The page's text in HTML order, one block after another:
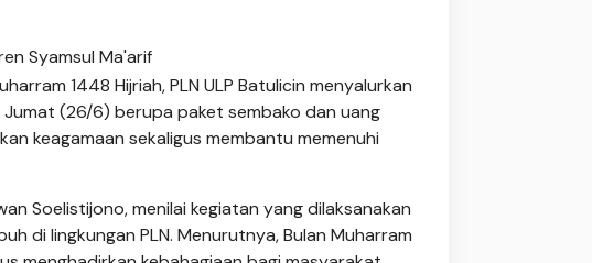
1448 Hijriah, PLN ULP Batulicin menyalurkan
Jumat (26/6) berupa paket sembako dan uang
keagamaan sekaligus membantu memenuhi
Soelistijono, menilai kegiatan yang dilaksanakan
di lingkungan PLN. Menurutnya, Bulan Muharram